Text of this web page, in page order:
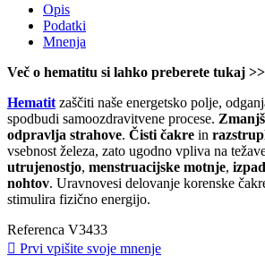
Opis
Podatki
Mnenja
Več o hematitu si lahko preberete tukaj >>
Hematit zaščiti naše energetsko polje,
spodbudi samoozdravitvene procese.
odpravlja strahove. Čisti čakre in
vsebnost železa, zato ugodno vpliva na
utrujenostjo, menstruacijske motnje,
nohtov. Uravnovesi delovanje korenske
stimulira fizično energijo.
Referenca V3433
 Prvi vpišite svoje mnenje